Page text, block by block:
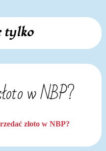
tylko
w NBP?
złoto w NBP?